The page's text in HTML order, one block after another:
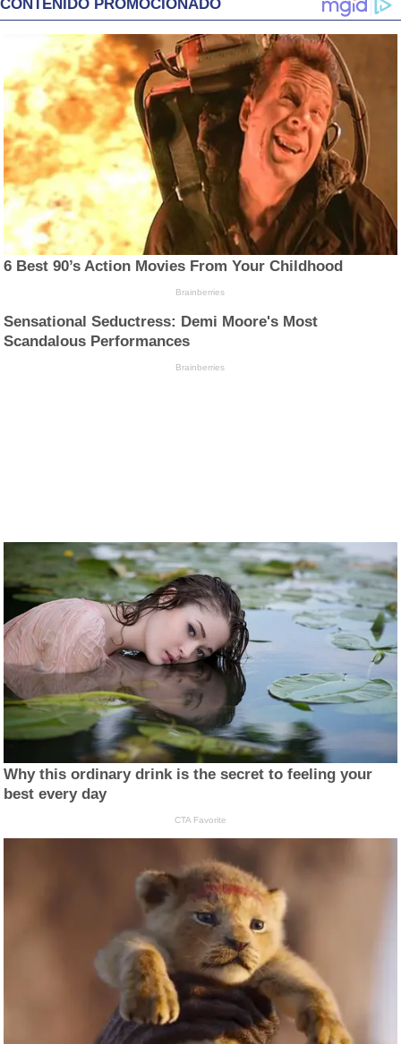
CONTENIDO PROMOCIONADO
6 Best 90’s Action Movies From Your Childhood
Brainberries
Sensational Seductress: Demi Moore's Most
Scandalous Performances
Brainberries
Why this ordinary drink is the secret to feeling your
best every day
CTA Favorite